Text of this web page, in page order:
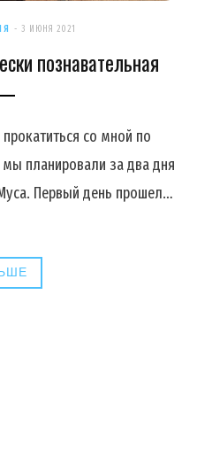
3 ИЮНЯ 2021
познавательная
со мной по
планировали за два дня
Первый день прошел…